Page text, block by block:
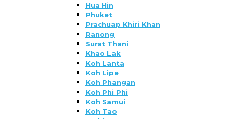
Hua Hin
Phuket
Prachuap Khiri Khan
Ranong
Surat Thani
Khao Lak
Koh Lanta
Koh Lipe
Koh Phangan
Koh Phi Phi
Koh Samui
Koh Tao